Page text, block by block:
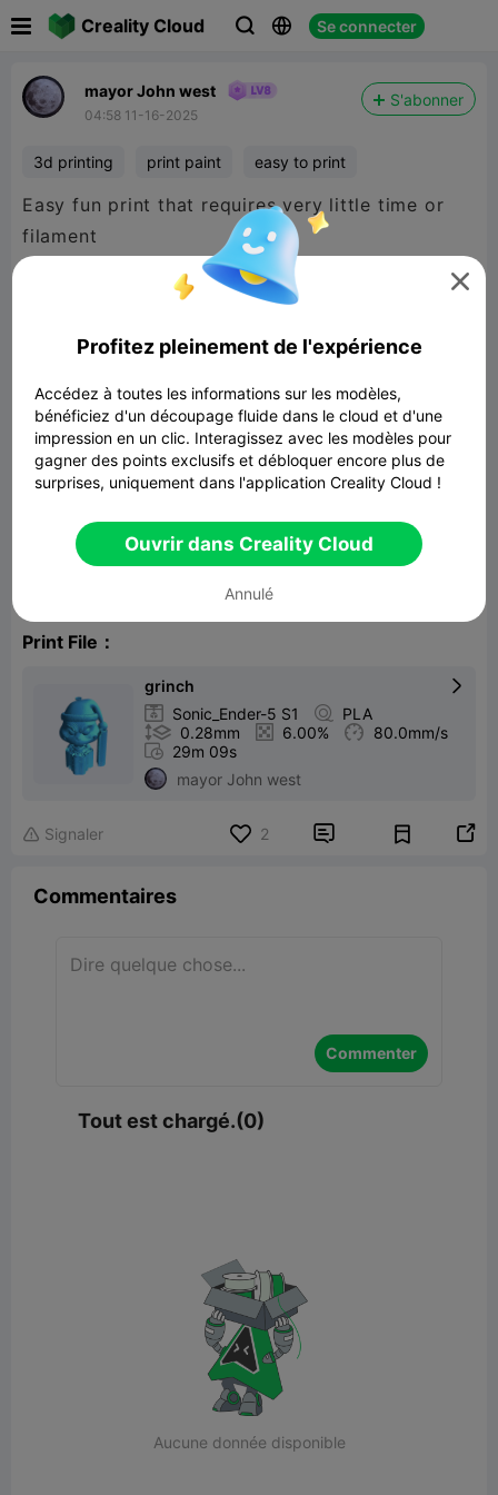
Creality Cloud   Se connecter
mayor John west
04:58 11-16-2025
S'abonner
3d printing print paint easy to print
Easy fun print that requires very little time or
filament
00:14

Grinch Festivo
Print File：
grinch 
 Sonic_Ender-5 S1  PLA
 0.28mm  6.00%  80.0mm/s
 29m 09s
mayor John west
 Signaler 2  
Commentaires
Commenter
Tout est chargé.(0)
Aucune donnée disponible

Profitez pleinement de l'expérience
Accédez à toutes les informations sur les modèles,
bénéficiez d'un découpage fluide dans le cloud et d'une
impression en un clic. Interagissez avec les modèles pour
gagner des points exclusifs et débloquer encore plus de
surprises, uniquement dans l'application Creality Cloud !
Ouvrir dans Creality Cloud
Annulé